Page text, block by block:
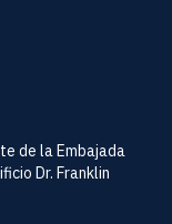
de la Embajada
Dr. Franklin